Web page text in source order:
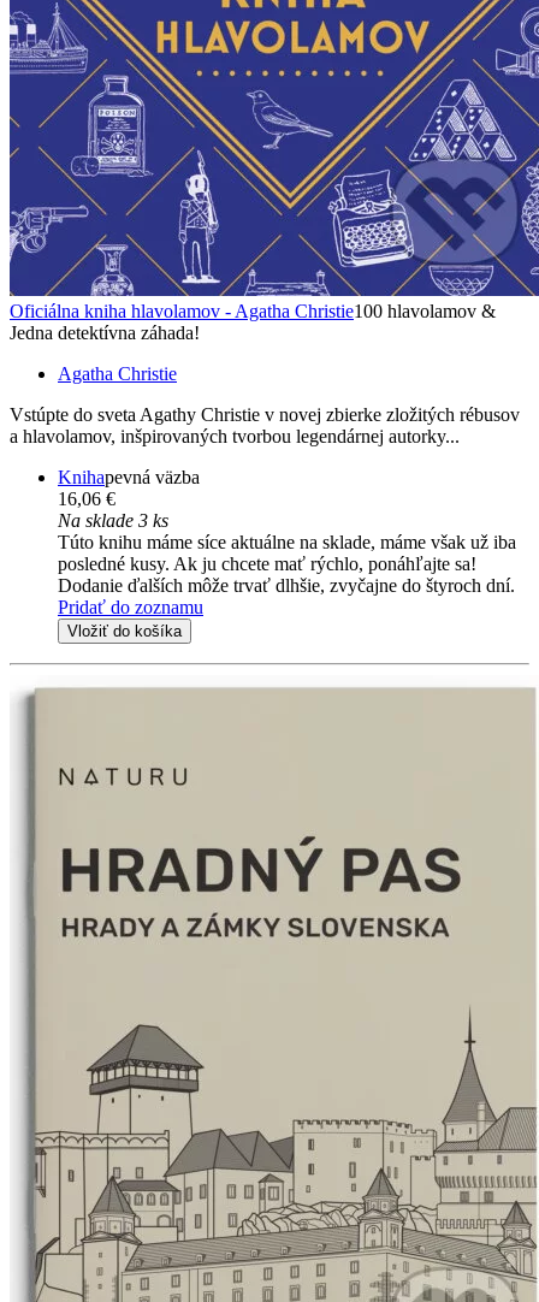
Oficiálna kniha hlavolamov - Agatha Christie100 hlavolamov &
Jedna detektívna záhada!
Agatha Christie
Vstúpte do sveta Agathy Christie v novej zbierke zložitých rébusov
a hlavolamov, inšpirovaných tvorbou legendárnej autorky...
Knihapevná väzba
16,06 €
Na sklade 3 ks
Túto knihu máme síce aktuálne na sklade, máme však už iba
posledné kusy. Ak ju chcete mať rýchlo, ponáhľajte sa!
Dodanie ďalších môže trvať dlhšie, zvyčajne do štyroch dní.
Pridať do zoznamu
Vložiť do košíka